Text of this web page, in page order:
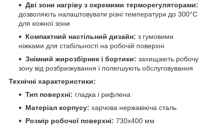
Дві зони нагріву з окремими терморегуляторами:
дозволяють налаштовувати різні температури до 300°C
для кожної зони
Компактний настільний дизайн: з гумовими
ніжками для стабільності на робочій поверхні
Знімний жирозбірник і бортики: захищають робочу
зону від розбризкування і полегшують обслуговування
Технічні характеристики:
Тип поверхні: гладка і рифлена
Матеріал корпусу: харчова нержавіюча сталь
Розмір робочої поверхні: 730x400 мм